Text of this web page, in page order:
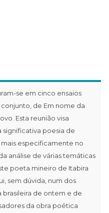
se em cinco ensaios
de Em nome da
Esta reunião visa
significativa poesia de
especificamente no
análise de várias temáticas
poeta mineiro de Itabira
sem dúvida, num dos
brasileira de ontem e de
da obra poética